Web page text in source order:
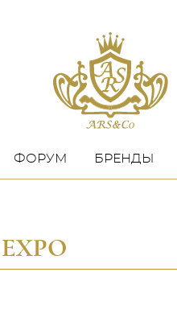
ФОРУМ БРЕНДЫ